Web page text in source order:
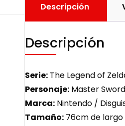
Descripción
Descripción
Serie:The Legend of
Personaje:Master
Marca:Nintendo /
Tamaño:76cm de largo